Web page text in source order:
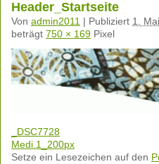
Header_Startseite
Von admin2011 | Publiziert 1.
beträgt 750 × 169 Pixel
_DSC7728
Medi.1_200px
Setze ein Lesezeichen auf den